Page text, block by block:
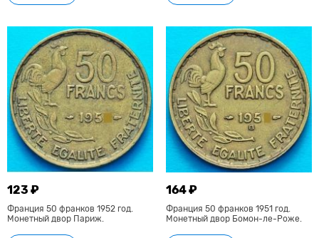
123 ₽
Франция 50 франков 1952 год.
Монетный двор Париж.
164 ₽
Франция 50 франков 1951 год.
Монетный двор Бомон-ле-Роже.